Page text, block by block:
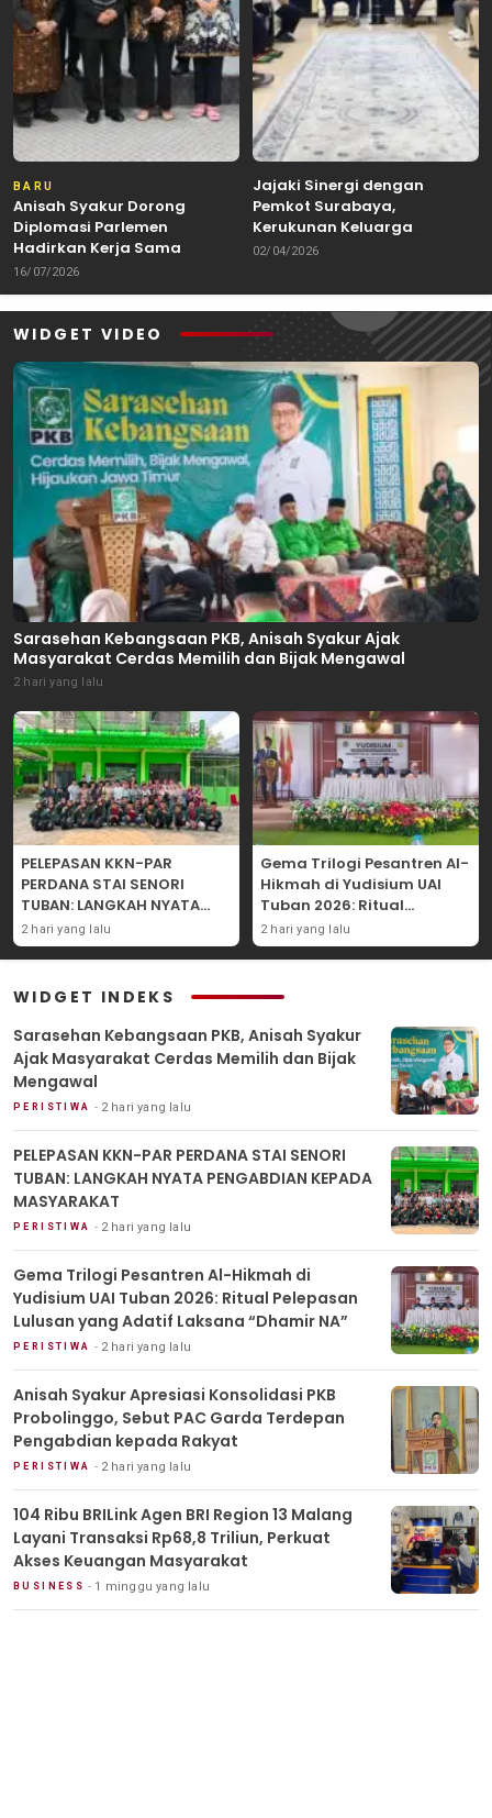
BARU
Anisah Syakur Dorong
Diplomasi Parlemen
Hadirkan Kerja Sama
Internasional yang
16/07/2026
Jajaki Sinergi dengan
Pemkot Surabaya,
Kerukunan Keluarga
Kalimantan Dorong
02/04/2026
WIDGET VIDEO
Sarasehan Kebangsaan PKB, Anisah Syakur Ajak
Masyarakat Cerdas Memilih dan Bijak Mengawal
2 hari yang lalu
PELEPASAN KKN-PAR
PERDANA STAI SENORI
TUBAN: LANGKAH NYATA
PENGABDIAN KEPADA
MASYARAKAT
2 hari yang lalu
Gema Trilogi Pesantren Al-
Hikmah di Yudisium UAI
Tuban 2026: Ritual
Pelepasan Lulusan yang
Adatif Laksana “Dhamir
2 hari yang lalu
WIDGET INDEKS
Sarasehan Kebangsaan PKB, Anisah Syakur
Ajak Masyarakat Cerdas Memilih dan Bijak
Mengawal
PERISTIWA 2 hari yang lalu
PELEPASAN KKN-PAR PERDANA STAI SENORI
TUBAN: LANGKAH NYATA PENGABDIAN KEPADA
MASYARAKAT
PERISTIWA 2 hari yang lalu
Gema Trilogi Pesantren Al-Hikmah di
Yudisium UAI Tuban 2026: Ritual Pelepasan
Lulusan yang Adatif Laksana “Dhamir NA”
PERISTIWA 2 hari yang lalu
Anisah Syakur Apresiasi Konsolidasi PKB
Probolinggo, Sebut PAC Garda Terdepan
Pengabdian kepada Rakyat
PERISTIWA 2 hari yang lalu
104 Ribu BRILink Agen BRI Region 13 Malang
Layani Transaksi Rp68,8 Triliun, Perkuat
Akses Keuangan Masyarakat
BUSINESS 1 minggu yang lalu